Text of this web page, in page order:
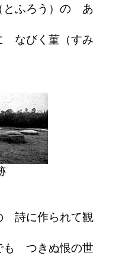
とふろう）の あ
びく菫（すみ
詩に作られて観
つきぬ恨の世